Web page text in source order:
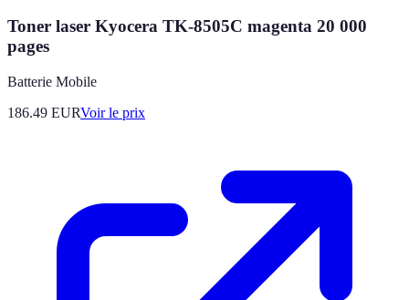
Toner laser Kyocera TK-8505C magenta 20 000
pages
Batterie Mobile
186.49 EURVoir le prix